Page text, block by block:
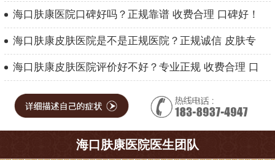
海口肤康医院口碑好吗？正规靠谱 收费合理 口碑好！
海口肤康皮肤医院是不是正规医院？正规诚信 皮肤专
海口肤康皮肤医院评价好不好？专业正规 收费合理 口
海口肤康医院医生团队